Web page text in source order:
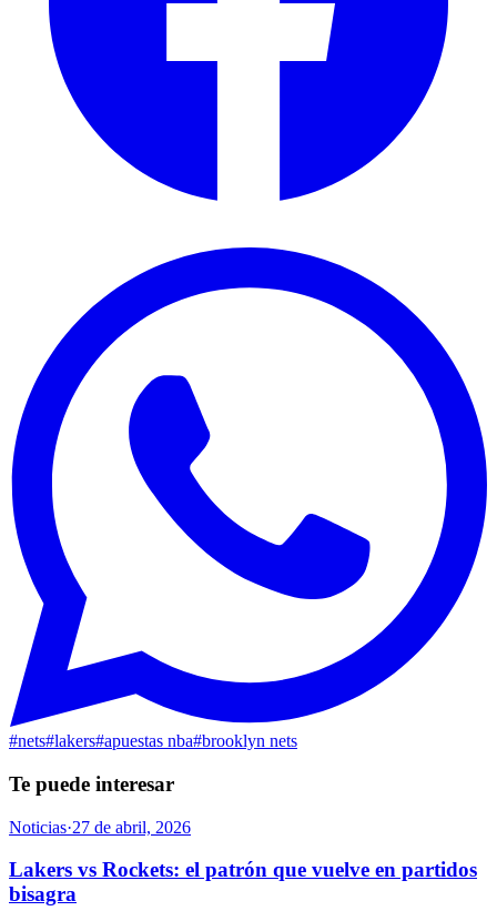
#nets#lakers#apuestas nba#brooklyn nets
Te puede interesar
Noticias·27 de abril, 2026
Lakers vs Rockets: el patrón que vuelve en partidos
bisagra